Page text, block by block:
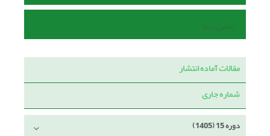
تماس با ما
مقالات آماده انتشار
شماره جاری
دوره 15 (1405)